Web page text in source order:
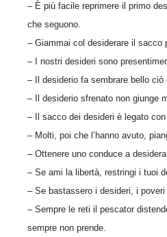
– È più facile reprimere il primo
che seguono.
– Giammai col desiderare il sacco
– I nostri desideri sono
– Il desiderio fa sembrare bello ciò
– Il desiderio sfrenato non giunge
– Il sacco dei desideri è legato con
– Molti, poi che l’hanno avuto,
– Ottenere uno conduce a
– Se ami la libertà, restringi i tuoi
– Se bastassero i desideri, i poveri
– Sempre le reti il pescator
sempre non prende.